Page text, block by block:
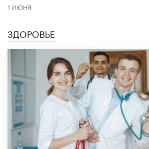
1 ИЮНЯ
ЗДОРОВЬЕ